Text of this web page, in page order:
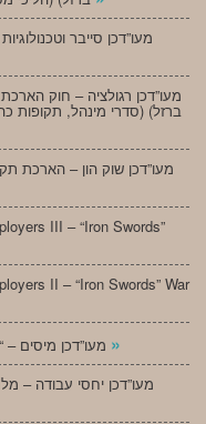
מעו”דכן סייבר
מעו”דכן רגולציה – חוק
ברזל) (סדרי מינהל, תקופות כהונה
מעו”דכן שוק הון – הארכת
III – “Iron Swords”
II – “Iron Swords” War
»
מעו”דכן יחסי עבודה –